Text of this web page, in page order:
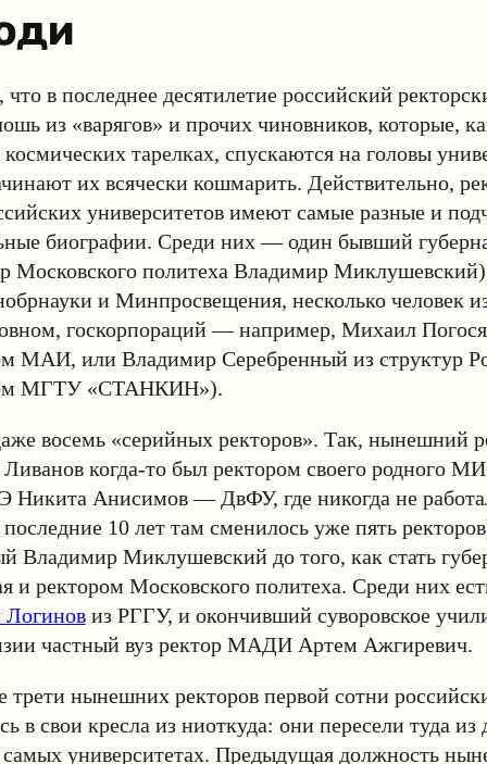
что в последнее десятилетие российский
из «варягов» и прочих чиновников, которые,
тарелках, спускаются на головы
их всячески кошмарить. Действительно,
университетов имеют самые разные и
биографии. Среди них — один бывший
Московского политеха Владимир
и Минпросвещения, несколько человек
госкорпораций — например, Михаил
МАИ, или Владимир Серебренный из структур
МГТУ «СТАНКИН»).
восемь «серийных ректоров». Так, нынешний
когда-то был ректором своего родного
Анисимов — ДвФУ, где никогда не
10 лет там сменилось уже пять
Владимир Миклушевский до того, как стать
и ректором Московского политеха. Среди них
Логиновиз РГГУ, и окончивший суворовское
частный вуз ректор МАДИ Артем Ажгиревич.
трети нынешних ректоров первой сотни
в свои кресла из ниоткуда: они пересели туда из
самых университетах. Предыдущая должность